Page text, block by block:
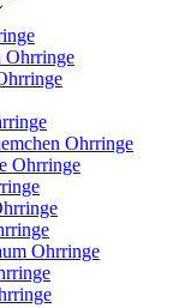
Ohrringe
Ohrringe
Ohrringe
Ohrringe